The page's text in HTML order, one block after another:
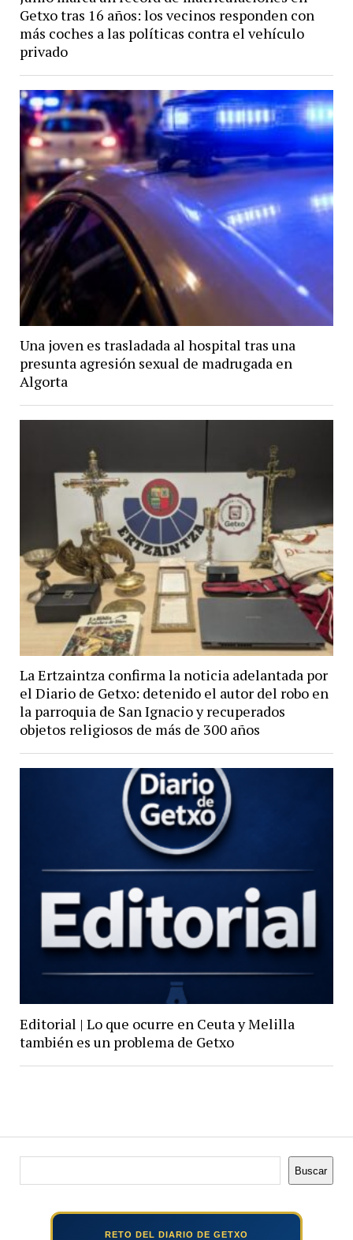
Getxo tras 16 años: los vecinos responden con
más coches a las políticas contra el vehículo
privado
Una joven es trasladada al hospital tras una
presunta agresión sexual de madrugada en
Algorta
La Ertzaintza confirma la noticia adelantada por
el Diario de Getxo: detenido el autor del robo en
la parroquia de San Ignacio y recuperados
objetos religiosos de más de 300 años
Editorial | Lo que ocurre en Ceuta y Melilla
también es un problema de Getxo
Buscar
RETO DEL DIARIO DE GETXO